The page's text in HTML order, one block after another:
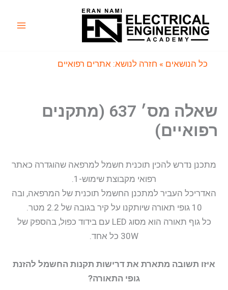
כל הנושאים » חזרה לנושא: אתרים רפואיים
שאלה מס׳ 637 (מתקנים
רפואיים)
מתכנן נדרש להכין תוכנית חשמל למרפאה שהוגדרה כאתר
רפואי מקבוצת שימוש-1.
האדריכל העביר למתכנן החשמל תוכנית של המרפאה, ובה
10 גופי תאורה שיותקנו על קיר בגובה של 2.2 מטר.
כל גוף תאורה הוא מסוג LED עם בידוד כפול, בהספק של
30W כל אחד.
איזו תשובה מתארת את דרישות תקנות החשמל להזנת
גופי התאורה?